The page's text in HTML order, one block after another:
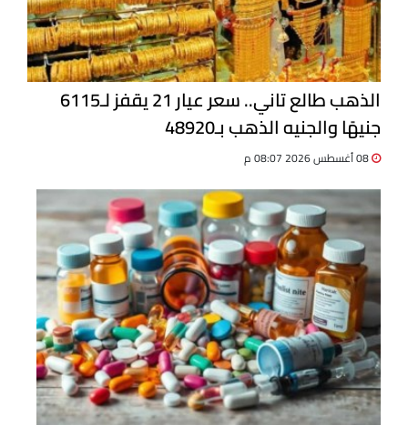
الذهب طالع تاني.. سعر عيار 21 يقفز لـ6115
جنيهًا والجنيه الذهب بـ48920